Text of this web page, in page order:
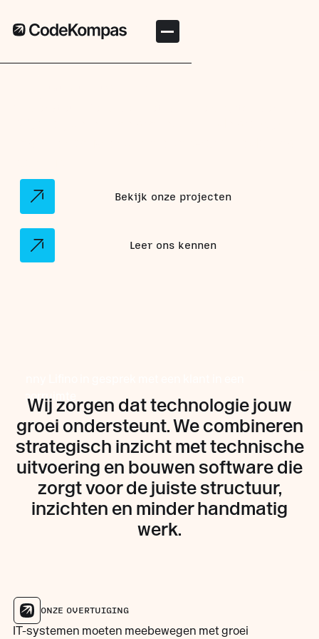
Bekijk onze projecten
Leer ons kennen
Wij zorgen dat technologie jouw
groei ondersteunt. We combineren
strategisch inzicht met technische
uitvoering en bouwen software die
zorgt voor de juiste structuur,
inzichten en minder handmatig
werk.
ONZE OVERTUIGING
IT-systemen moeten meebewegen met groei